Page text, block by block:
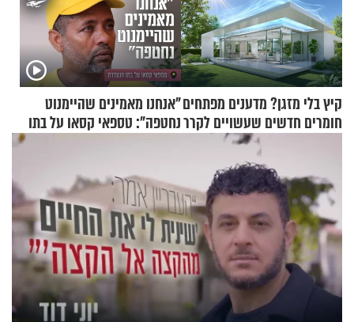
קיץ בלי מזגן? מדענים מפתחים
חומרים חדשים שעשויים לקרר
"אנחנו מאמינים שהיימנוט
נחטפה": טספאי קסאו על בתו